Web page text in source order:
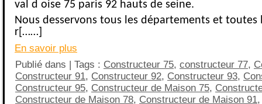
val d oise 75 paris 92 hauts de seine.
Nous desservons tous les départements et toutes
r[……]
En savoir plus
Publié dans | Tags : Constructeur 75, constructeur 77,
Constructeur 91, Constructeur 92, Constructeur 93,
Constructeur 95, Constructeur de Maison 75,
Constructeur de Maison 78, Constructeur de Maison 91